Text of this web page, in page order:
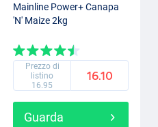
Mainline Power+ Canapa
'N' Maize 2kg
Prezzo di
listino
16.95
16.10
Guarda